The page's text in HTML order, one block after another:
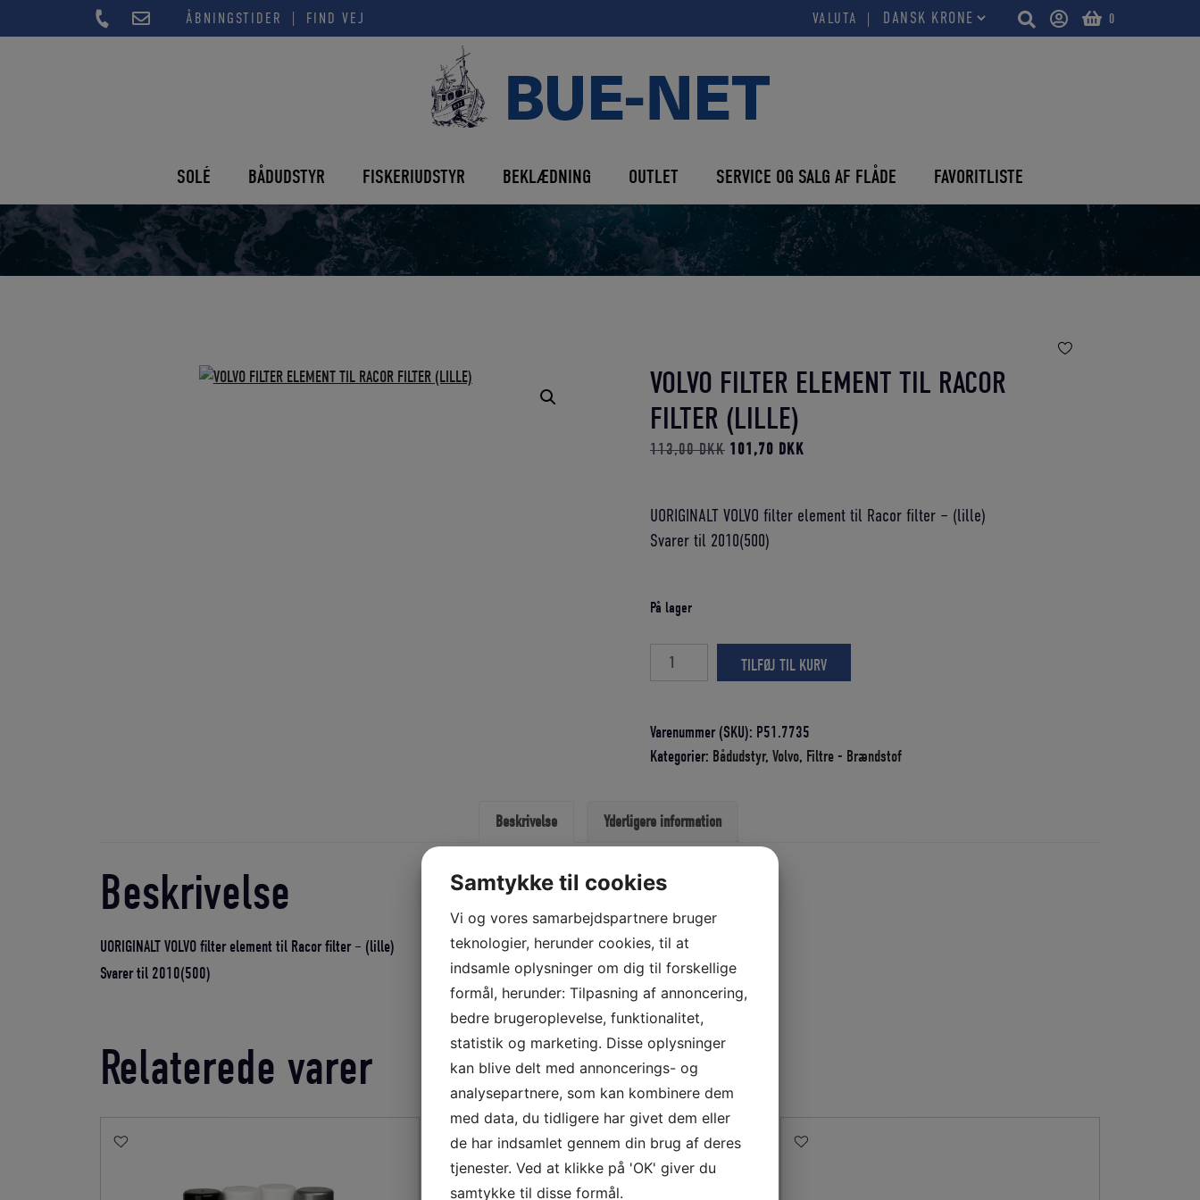
til
ÅBNINGSTIDER | FIND VEJ VALUTA 0
SOLÉ BÅDUDSTYR FISKERIUDSTYR BEKLÆDNING OUTLET SERVICE OG SALG AF FLÅDE FAVORITLISTE
VOLVO FILTER ELEMENT TIL RACOR
FILTER (LILLE)
113,00DKK Den
113,00 DKK.
101,70 DKK
UORIGINALT VOLVO filter element til Racor filter – (lille)
Svarer til 2010(500)
På lager
VOLVO
FILTER
TIL
RACOR
antal
TILFØJ TIL KURV
Varenummer (SKU): P51.7735
Kategorier: Bådudstyr, Volvo, Filtre - Brændstof
Beskrivelse Yderligere information
Beskrivelse
UORIGINALT VOLVO filter element til Racor filter – (lille)
Svarer til 2010(500)
Relaterede varer
Samtykke til cookies
Vi og vores samarbejdspartnere bruger
teknologier, herunder cookies, til at
indsamle oplysninger om dig til forskellige
formål, herunder: Tilpasning af annoncering,
bedre brugeroplevelse, funktionalitet,
statistik og marketing. Disse oplysninger
kan blive delt med annoncerings- og
analysepartnere, som kan kombinere dem
med data, du tidligere har givet dem eller
de har indsamlet gennem din brug af deres
tjenester. Ved at klikke på 'OK' giver du
samtykke til disse formål.